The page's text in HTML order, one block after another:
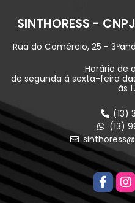
SINTHORESS -
Rua do Comércio, 25 -
Horário de
de segunda à sexta-feira
às
(13)
(13)